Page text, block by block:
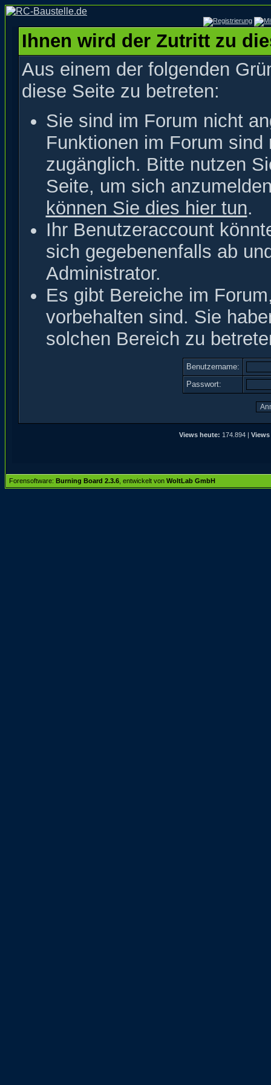
Ihnen wird der Zutritt zu
Aus einem der folgenden
diese Seite zu betreten:
Sie sind im Forum nicht
Funktionen im Forum
zugänglich. Bitte nutzen
Seite, um sich
können Sie dies hier tun.
Ihr Benutzeraccount
sich gegebenenfalls ab
Administrator.
Es gibt Bereiche im
vorbehalten sind. Sie
solchen Bereich zu
Benutzername:
Passwort:
Views heute: 174.894 |
Forensoftware: Burning Board 2.3.6 , entwickelt von WoltLab GmbH